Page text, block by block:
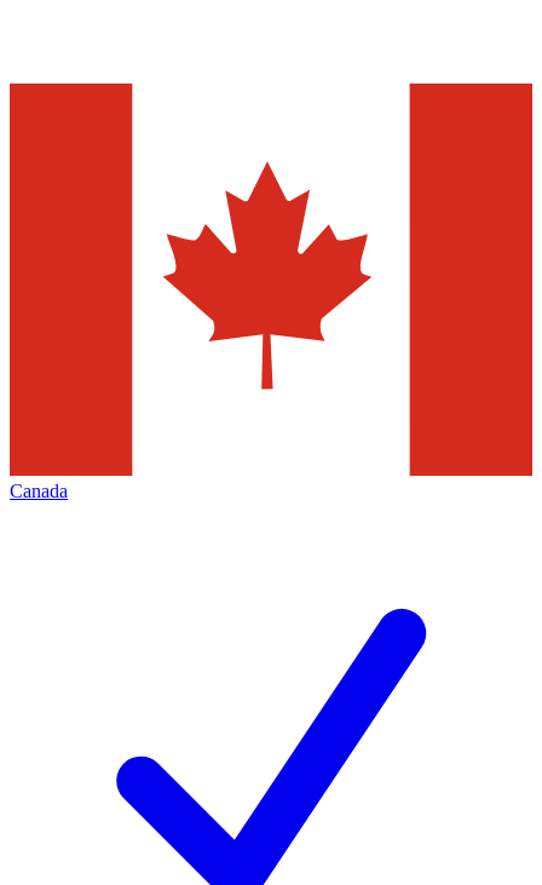
Canada